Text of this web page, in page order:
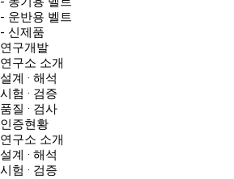
- 운반용 벨트
- 신제품
연구개발
연구소 소개
설계 · 해석
시험 · 검증
품질 · 검사
인증현황
연구소 소개
설계 · 해석
시험 · 검증